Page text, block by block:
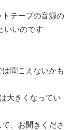
テープの音源の
いいのです
聞こえないかも
大きくなってい
、お聞きくださ